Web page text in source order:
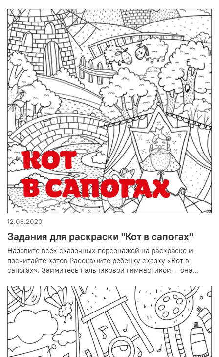
12.08.2020
Задания для раскраски "Кот в сапогах"
Назовите всех сказочных персонажей на раскраске и
посчитайте котов Расскажите ребенку сказку «Кот в
сапогах». Займитесь пальчиковой гимнастикой — она...